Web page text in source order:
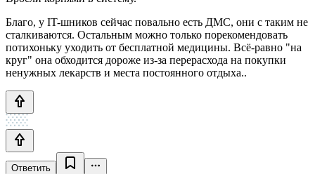
Благо, у IT-шников сейчас повально есть ДМС, они с таким не
сталкиваются. Остальным можно только порекомендовать
потихоньку уходить от бесплатной медицины. Всё-равно "на
круг" она обходится дороже из-за перерасхода на покупки
ненужных лекарств и места постоянного отдыха..
Ответить